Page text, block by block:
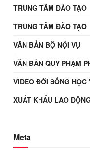
TRUNG TÂM ĐÀO TẠO
TRUNG TÂM ĐÀO TẠO
VĂN BẢN BỘ NỘI VỤ
VĂN BẢN QUY PHẠM
VIDEO ĐỜI SỐNG HỌC
XUẤT KHẨU LAO ĐỘNG
Meta